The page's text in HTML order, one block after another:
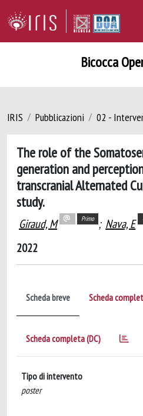
Bicocca
IRIS Pubblicazioni 02 -
The role of the
generation and
transcranial Alternated
study.
Giraud, M Primo ; Nava, E
2022
Scheda breve Scheda
Scheda completa (DC)
Tipo di intervento
poster